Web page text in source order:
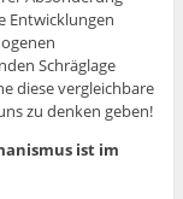
Entwicklungen
Schräglage
diese vergleichbare
zu denken geben!
ist im